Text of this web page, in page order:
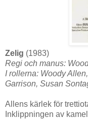
Zelig (1983)
Regi och manus:
I rollerna: Woody
Garrison, Susan
Allens kärlek för
Inklippningen av